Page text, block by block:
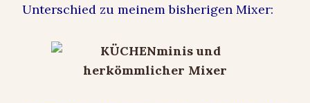
Unterschied zu meinem bisherigen Mixer: